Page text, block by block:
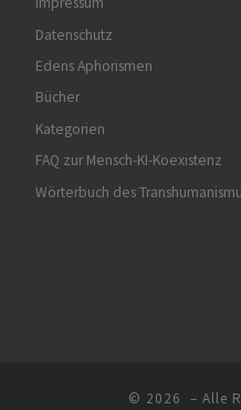
Datenschutz
Edens Aphorismen
Bücher
Kategorien
FAQ zur Mensch-KI-Koexistenz
Wörterbuch des
© 2026 – Alle